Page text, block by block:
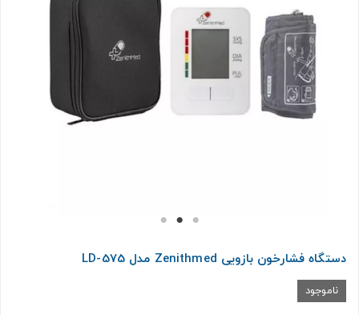
دستگاه فشارخون بازویی Zenithmed مدل LD-575
ناموجود